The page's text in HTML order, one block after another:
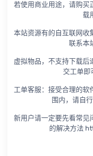
若使用商业用途，请购买
载
本站资源有的自互联网收
联系本
虚拟物品，不支持下载后
交工单即
工单客服：接受合理的软
围内，请自
新用户请一定要先看常见
的解决方法